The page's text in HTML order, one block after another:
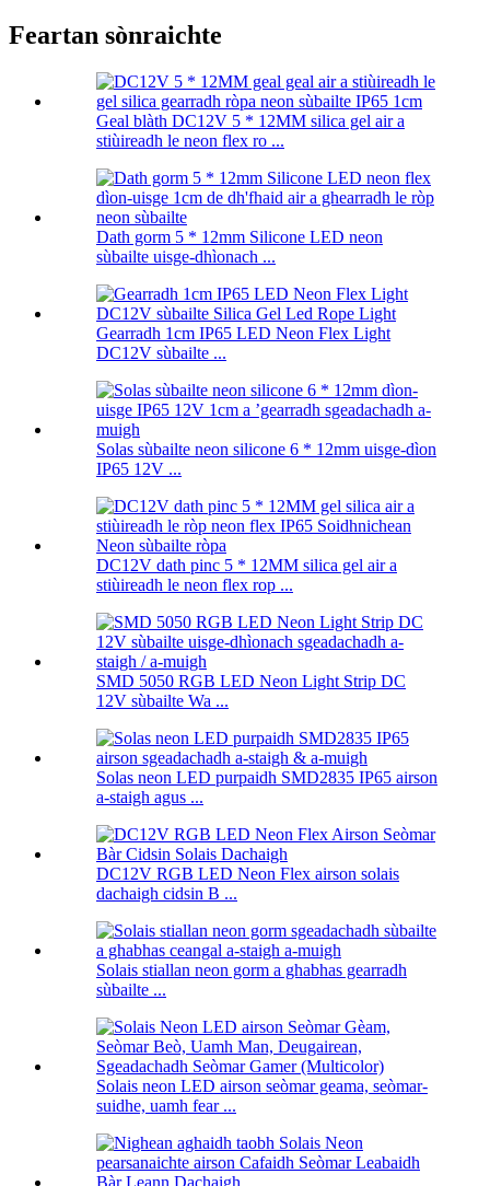
Feartan sònraichte
Geal blàth DC12V 5 * 12MM silica gel air a
stiùireadh le neon flex ro ...
Dath gorm 5 * 12mm Silicone LED neon
sùbailte uisge-dhìonach ...
Gearradh 1cm IP65 LED Neon Flex Light
DC12V sùbailte ...
Solas sùbailte neon silicone 6 * 12mm uisge-dìon
IP65 12V ...
DC12V dath pinc 5 * 12MM silica gel air a
stiùireadh le neon flex rop ...
SMD 5050 RGB LED Neon Light Strip DC
12V sùbailte Wa ...
Solas neon LED purpaidh SMD2835 IP65 airson
a-staigh agus ...
DC12V RGB LED Neon Flex airson solais
dachaigh cidsin B ...
Solais stiallan neon gorm a ghabhas gearradh
sùbailte ...
Solais neon LED airson seòmar geama, seòmar-
suidhe, uamh fear ...